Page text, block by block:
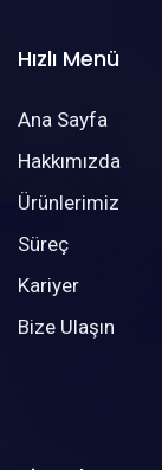
Hızlı Menü
Ana Sayfa
Hakkımızda
Ürünlerimiz
Süreç
Kariyer
Bize Ulaşın